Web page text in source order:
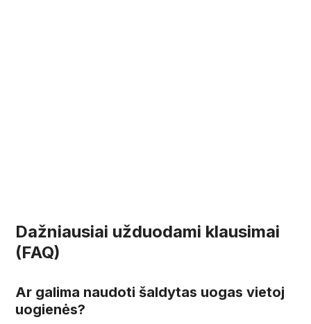
Dažniausiai užduodami klausimai
(FAQ)
Ar galima naudoti šaldytas uogas vietoj
uogienės?